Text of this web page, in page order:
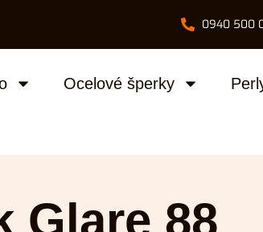
0940 500
Ocelové šperky
Glare 88